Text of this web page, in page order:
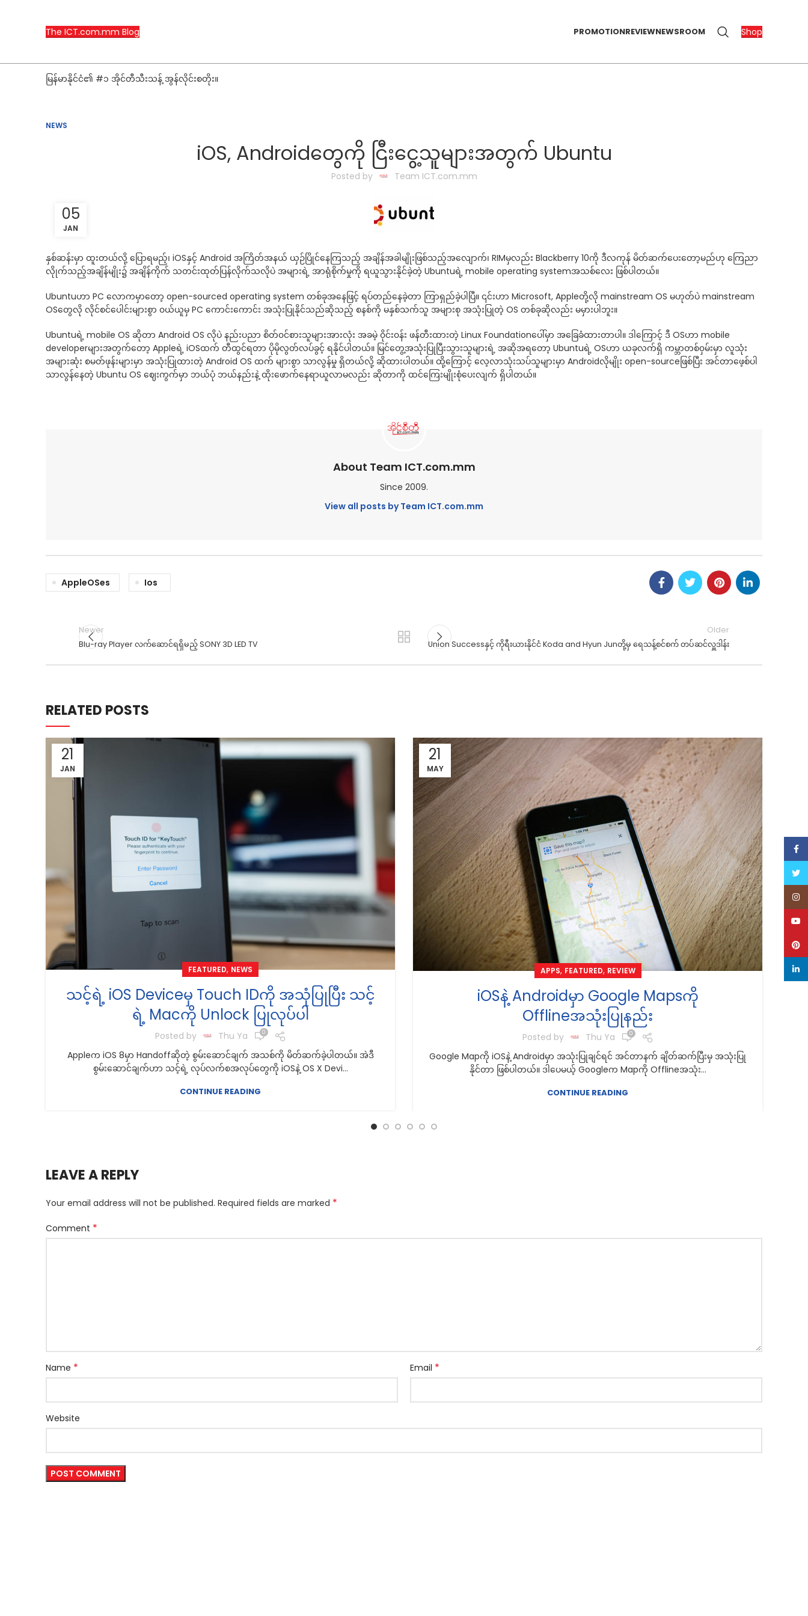
The ICT.com.mm Blog PROMOTIONREVIEWNEWSROOM Shop
မြန်မာနိုင်ငံ၏ #၁ အိုင်တီသီးသန့် အွန်လိုင်းစတိုး။
NEWS
iOS, Androidတွေကို ငြီးငွေ့သူများအတွက် Ubuntu
Posted by Team ICT.com.mm
05
JAN
နှစ်ဆန်းမှာ ထူးတယ်လို့ ပြောရမည့်၊ iOSနှင့် Android အကြိတ်အနယ် ယှဉ်ပြိုင်နေကြသည့် အချိန်အခါမျိုးဖြစ်သည့်အလျောက်၊ RIMမှလည်း Blackberry 10ကို ဒီလကုန် မိတ်ဆက်ပေးတော့မည်ဟု ကြေညာ
လိုုက်သည့်အချိန်မျိုး၌ အချိန်ကိုက် သတင်းထုတ်ပြန်လိုက်သလိုပဲ အများရဲ့ အာရုံစိုက်မှုကို ရယူသွားနိုင်ခဲ့တဲ့ Ubuntuရဲ့ mobile operating systemအသစ်လေး ဖြစ်ပါတယ်။
Ubuntuဟာ PC လောကမှာတော့ open-sourced operating system တစ်ခုအနေဖြင့် ရပ်တည်နေခဲ့တာ ကြာရှည်ခဲ့ပါပြီ။ ၎င်းဟာ Microsoft, Appleတို့လို mainstream OS မဟုတ်ပဲ mainstream
OSတွေလို လိုင်စင်ပေါင်းများစွာ ၀ယ်ယူမှ PC ကောင်းကောင်း အသုံးပြုနိုင်သည်ဆိုသည့် စနစ်ကို မနှစ်သက်သူ အများစု အသုံးပြုတဲ့ OS တစ်ခုဆိုလည်း မမှားပါဘူး။
Ubuntuရဲ့ mobile OS ဆိုတာ Android OS လိုပဲ နည်းပညာ စိတ်၀င်စားသူများအားလုံး အခမဲ့ ၀ိုင်း၀န်း ဖန်တီးထားတဲ့ Linux Foundationပေါ်မှာ အခြေခံထားတာပါ။ ဒါကြောင့် ဒီ OSဟာ mobile
developerများအတွက်တော့ Appleရဲ့ iOSထက် တီထွင်ရတာ ပိုမိုလွတ်လပ်ခွင့် ရနိုင်ပါတယ်။ မြင်တွေ့အသုံးပြုပြီးသွားသူများရဲ့ အဆိုအရတော့ Ubuntuရဲ့ OSဟာ ယခုလက်ရှိ ကမ္ဘာတစ်၀ှမ်းမှာ လူသုံး
အများဆုံး စမတ်ဖုန်းများမှာ အသုံးပြုထားတဲ့ Android OS ထက် များစွာ သာလွန်မှု ရှိတယ်လို့ ဆိုထားပါတယ်။ ထို့ကြောင့် လေ့လာသုံးသပ်သူများမှာ Androidလိုမျိုး open-sourceဖြစ်ပြီး အင်တာဖေ့စ်ပါ
သာလွန်နေတဲ့ Ubuntu OS ဈေးကွက်မှာ ဘယ်ပုံ ဘယ်နည်းနဲ့ ထိုးဖောက်နေရာယူလာမလည်း ဆိုတာကို ထင်ကြေးမျိုးစုံပေးလျက် ရှိပါတယ်။
About Team ICT.com.mm
Since 2009.
View all posts by Team ICT.com.mm
AppleOSes Ios
Newer
Blu-ray Player လက်ဆောင်ရရှိမည့် SONY 3D LED TV
Older
Union Successနှင့် ကိုရီးယားနိုင်ငံ Koda and Hyun Junတို့မှ ရေသန့်စင်စက် တပ်ဆင်လှူဒါန်း
RELATED POSTS
21
JAN
FEATURED, NEWS
သင့်ရဲ့ iOS Deviceမှ Touch IDကို အသုံပြုပြီး သင့်
ရဲ့ Macကို Unlock ပြုလုပ်ပါ
Posted by Thu Ya 0
Appleက iOS 8မှာ Handoffဆိုတဲ့ စွမ်းဆောင်ချက် အသစ်ကို မိတ်ဆက်ခဲ့ပါတယ်။ အဲဒီ
စွမ်းဆောင်ချက်ဟာ သင့်ရဲ့ လုပ်လက်စအလုပ်တွေကို iOSနဲ့ OS X Devi...
CONTINUE READING
21
MAY
APPS, FEATURED, REVIEW
iOSနဲ့ Androidမှာ Google Mapsကို
Offlineအသုံးပြုနည်း
Posted by Thu Ya 0
Google Mapကို iOSနဲ့ Androidမှာ အသုံးပြုချင်ရင် အင်တာနက် ချိတ်ဆက်ပြီးမှ အသုံးပြု
နိုင်တာ ဖြစ်ပါတယ်။ ဒါပေမယ့် Googleက Mapကို Offlineအသုံး...
CONTINUE READING
LEAVE A REPLY
Your email address will not be published. Required fields are marked *
Comment *
Name * Email *
Website